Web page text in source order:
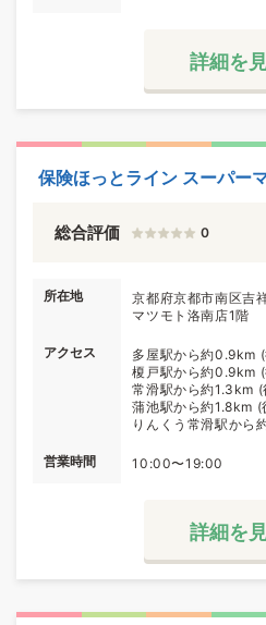
詳細を
保険ほっとライン スーパー
総合評価 0
所在地
京都府京都市南区吉
マツモト洛南店1階
アクセス
多屋駅から約0.9km
榎戸駅から約0.9km
常滑駅から約1.3km (
蒲池駅から約1.8km (
りんくう常滑駅から
営業時間 10:00〜19:00
詳細を